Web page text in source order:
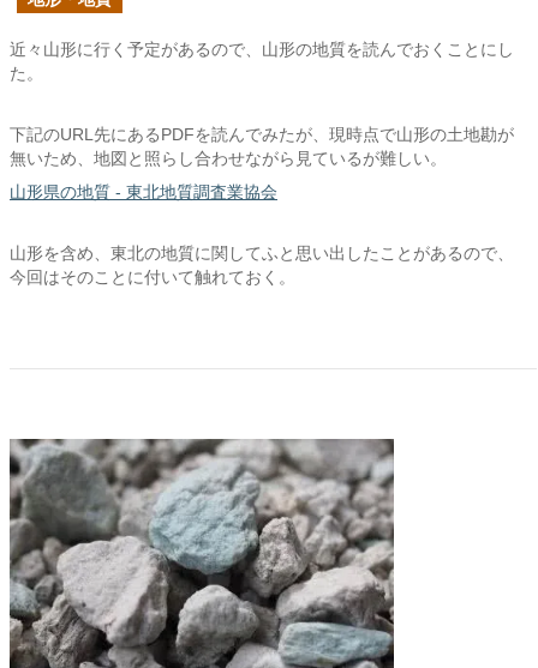
近々山形に行く予定があるので、山形の地質を読んでおくことにし
た。
下記のURL先にあるPDFを読んでみたが、現時点で山形の土地勘が
無いため、地図と照らし合わせながら見ているが難しい。
山形県の地質 - 東北地質調査業協会
山形を含め、東北の地質に関してふと思い出したことがあるので、
今回はそのことに付いて触れておく。